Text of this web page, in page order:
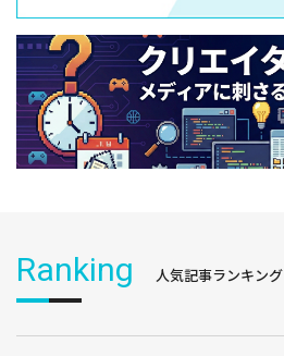
Ranking 人気記事ランキング